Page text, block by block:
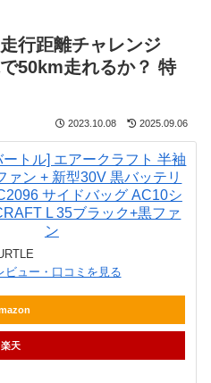
行距離チャレンジ
50km走れるか？ 特
2023.10.08 2025.09.06
トル] エアークラフト 半袖
ァン + 新型30V 黒バッテリ
サイドバッグ AC10シ
L 35ブラック+黒ファ
ン
ビュー・口コミを見る
楽天